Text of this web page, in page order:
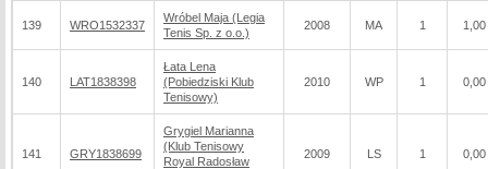
139 WRO1532337
Wróbel Maja (Legia
Tenis Sp. z o.o.)
2008 MA 1 1,00
140 LAT1838398
Łata Lena
(Pobiedziski Klub
Tenisowy)
2010 WP 1 0,00
141 GRY1838699
Grygiel Marianna
(Klub Tenisowy
Royal Radosław
2009 LS 1 0,00